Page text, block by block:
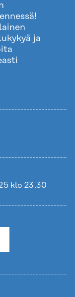
ja
klo 23.30